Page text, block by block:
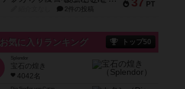
PT
2件の投稿
お気に入りランキング トップ50
宝石の煌き
4042名